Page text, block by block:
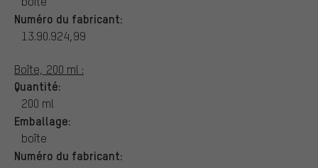
Numéro du fabricant:
13.90.924,99
Boîte, 200 ml :
Quantité:
200 ml
Emballage:
boîte
Numéro du fabricant: